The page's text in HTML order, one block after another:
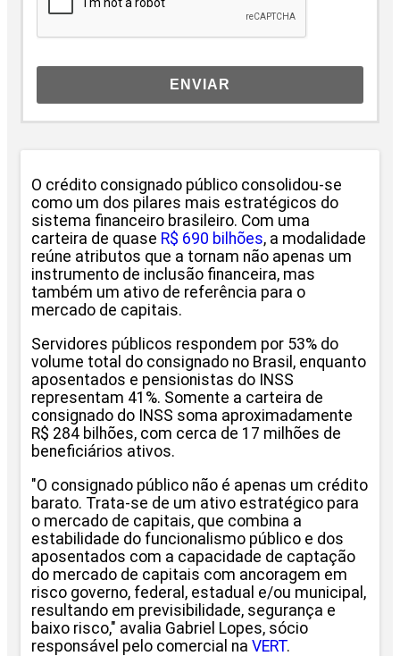
ENVIAR
O crédito consignado público consolidou-se
como um dos pilares mais estratégicos do
sistema financeiro brasileiro. Com uma
carteira de quase R$ 690 bilhões, a modalidade
reúne atributos que a tornam não apenas um
instrumento de inclusão financeira, mas
também um ativo de referência para o
mercado de capitais.
Servidores públicos respondem por 53% do
volume total do consignado no Brasil, enquanto
aposentados e pensionistas do INSS
representam 41%. Somente a carteira de
consignado do INSS soma aproximadamente
R$ 284 bilhões, com cerca de 17 milhões de
beneficiários ativos.
"O consignado público não é apenas um crédito
barato. Trata-se de um ativo estratégico para
o mercado de capitais, que combina a
estabilidade do funcionalismo público e dos
aposentados com a capacidade de captação
do mercado de capitais com ancoragem em
risco governo, federal, estadual e/ou municipal,
resultando em previsibilidade, segurança e
baixo risco," avalia Gabriel Lopes, sócio
responsável pelo comercial na VERT.